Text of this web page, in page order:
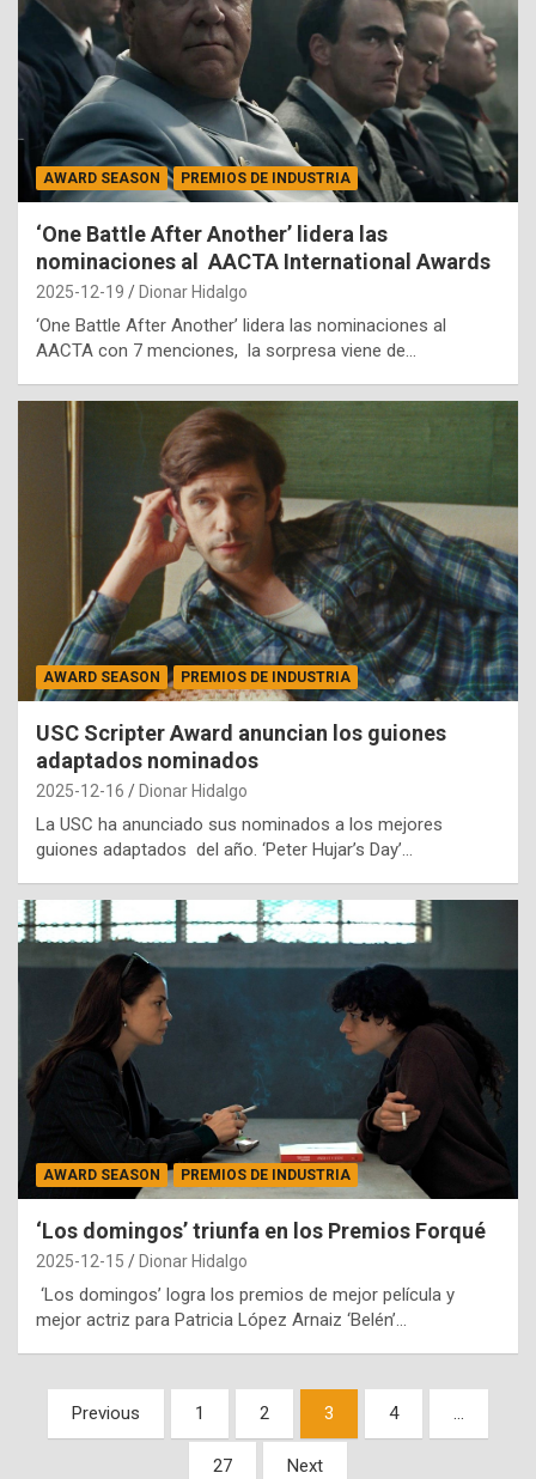
AWARD SEASON PREMIOS DE INDUSTRIA
‘One Battle After Another’ lidera las
nominaciones al AACTA International Awards
2025-12-19 Dionar Hidalgo
‘One Battle After Another’ lidera las nominaciones al
AACTA con 7 menciones, la sorpresa viene de…
AWARD SEASON PREMIOS DE INDUSTRIA
USC Scripter Award anuncian los guiones
adaptados nominados
2025-12-16 Dionar Hidalgo
La USC ha anunciado sus nominados a los mejores
guiones adaptados del año. ‘Peter Hujar’s Day’…
AWARD SEASON PREMIOS DE INDUSTRIA
‘Los domingos’ triunfa en los Premios Forqué
2025-12-15 Dionar Hidalgo
‘Los domingos’ logra los premios de mejor película y
mejor actriz para Patricia López Arnaiz ‘Belén’…
Paginación
de
Previous 1 2 3 4 …
27 Next